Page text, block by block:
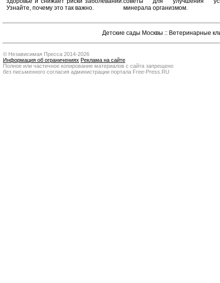
Узнайте, почему это так важно.
минерала организмом.
Детские сады Москвы :: Ветеринарные
© Независимая Пресса 2014-2026
Информация об ограничениях Реклама на сайте
Полное или частичное копирование материалов с сайта запрещено
без письменного согласия администрации портала Free-Press.RU